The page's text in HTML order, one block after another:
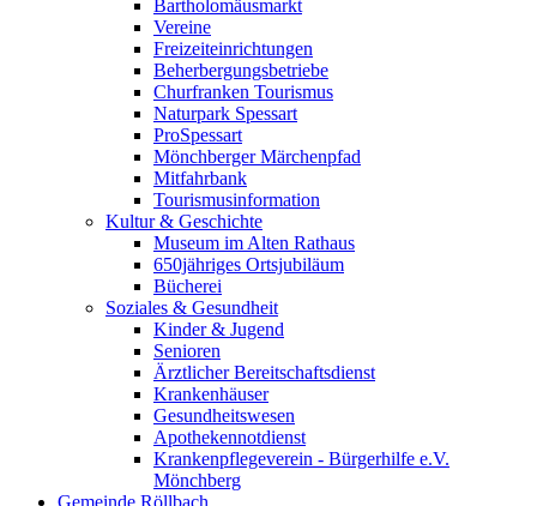
Bartholomäusmarkt
Vereine
Freizeiteinrichtungen
Beherbergungsbetriebe
Churfranken Tourismus
Naturpark Spessart
ProSpessart
Mönchberger Märchenpfad
Mitfahrbank
Tourismusinformation
Kultur & Geschichte
Museum im Alten Rathaus
650jähriges Ortsjubiläum
Bücherei
Soziales & Gesundheit
Kinder & Jugend
Senioren
Ärztlicher Bereitschaftsdienst
Krankenhäuser
Gesundheitswesen
Apothekennotdienst
Krankenpflegeverein - Bürgerhilfe e.V.
Mönchberg
Gemeinde Röllbach